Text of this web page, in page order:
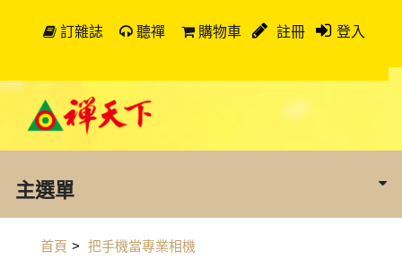
訂雜誌 聽禪 購物車 註冊 登入
主選單
首頁 > 把手機當專業相機